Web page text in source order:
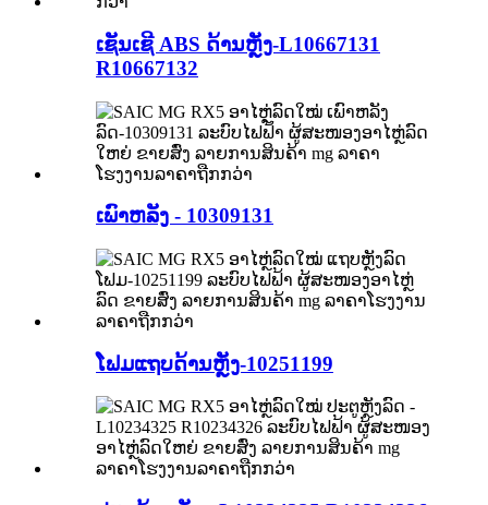
ເຊັນເຊີ ABS ດ້ານຫຼັງ-L10667131
R10667132
ເພົາຫລັງ - 10309131
ໂຟມແຖບດ້ານຫຼັງ-10251199